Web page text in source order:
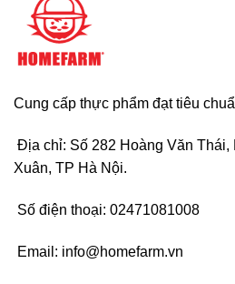
Cung cấp thực phẩm đạt tiêu
Địa chỉ: Số 282 Hoàng Văn
Xuân, TP Hà Nội.
Số điện thoại: 02471081008
Email: info@homefarm.vn